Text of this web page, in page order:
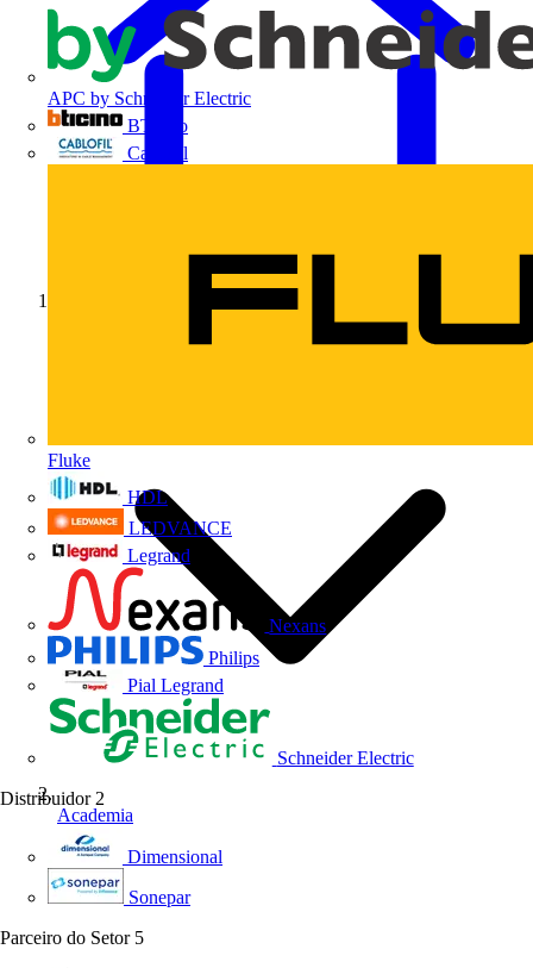
APC by Schneider Electric
BTicino
Cablofil
Fluke
HDL
LEDVANCE
Legrand
Nexans
Philips
Pial Legrand
Schneider Electric
Distribuidor 2
Dimensional
Sonepar
Parceiro do Setor 5
Academia